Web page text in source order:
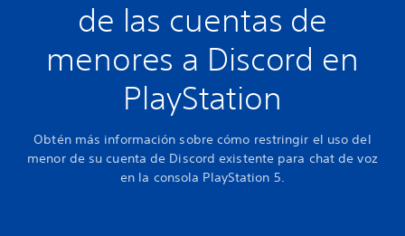
de las cuentas de
menores a Discord en
PlayStation
Obtén más información sobre cómo restringir el uso del
menor de su cuenta de Discord existente para chat de voz
en la consola PlayStation 5.